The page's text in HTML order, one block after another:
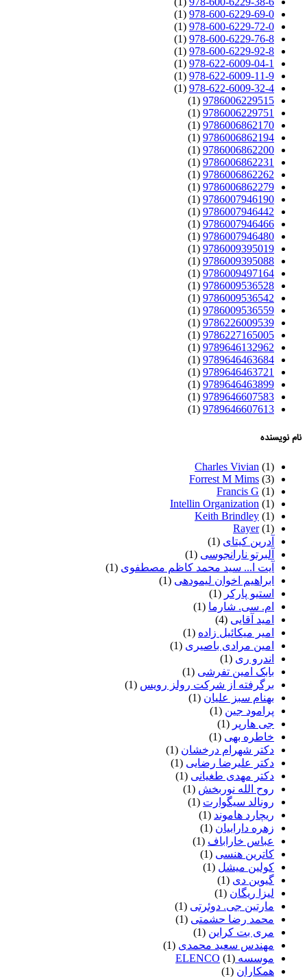
978-600-6229-69-0
(1)
978-600-6229-72-0
(1)
978-600-6229-76-8
(1)
978-600-6229-92-8
(1)
978-622-6009-04-1
(1)
978-622-6009-11-9
(1)
978-622-6009-32-4
(1)
9786006229515
(1)
9786006229751
(1)
9786006862170
(1)
9786006862194
(1)
9786006862200
(1)
9786006862231
(1)
9786006862262
(1)
9786006862279
(1)
9786007946190
(1)
9786007946442
(1)
9786007946466
(1)
9786007946480
(1)
9786009395019
(1)
9786009395088
(1)
9786009497164
(1)
9786009536528
(1)
9786009536542
(1)
9786009536559
(1)
9786226009539
(1)
9786227165005
(1)
9789646132962
(1)
9789646463684
(1)
9789646463721
(1)
9789646463899
(1)
9789646607583
(1)
9789646607613
(1)
نام نویسنده
Charles Vivian (1)
Forrest M Mims (3)
Francis G (1)
Intellin Organization (1)
Keith Brindley (1)
Rayer (1)
آدرین کیتای (1)
آلبرتو نارانجوسی (1)
آیت ا... سید محمد کاظم مصطفوی (1)
ابراهیم اخوان لیمودهی (1)
استیو پارکر (1)
ام. سی. شارما (1)
امید آقایی (4)
امیر میکائیل زاده (1)
امین مرادی باصیری (1)
اندرو ری (1)
بابک امین تفرشی (1)
برگرفته از شرکت رولز رویس (1)
بهنام سبز علیان (1)
پرامود جین (1)
جی هارپر (1)
خاطره بهی (1)
دکتر شهرام درخشان (1)
دکتر علیرضا رضایی (1)
دکتر مهدی طغیانی (1)
روح الله نوربخش (1)
رونالد سیگوارت (1)
ریچارد هاموند (1)
زهره دارابیان (1)
عباس خاراباف (1)
کاترین هنسی (1)
کولین میشل (1)
گیوین دی (1)
لیزا ریگان (1)
مارتین جی. دوئرتی (1)
محمد رضا حشمتی (1)
مری بت کراین (1)
مهندس سعید محمدی (1)
موسسه ELENCO (1)
همکاران (1)